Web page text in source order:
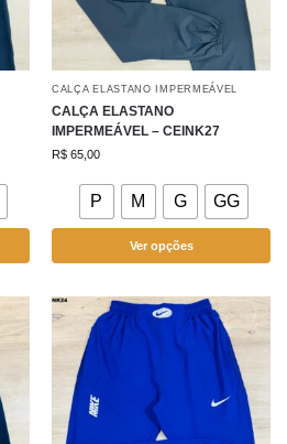
CALÇA ELASTANO IMPERMEÁVEL
CALÇA ELASTANO
IMPERMEÁVEL – CEINK27
R$ 65,00
P M G GG
Ver opções